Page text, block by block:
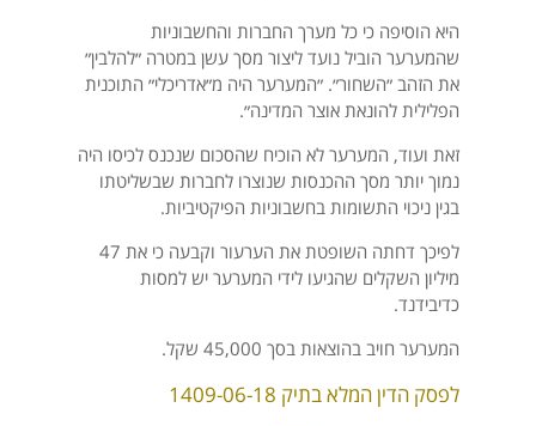
היא הוסיפה כי כל מערך החברות והחשבוניות
שהמערער הוביל נועד ליצור מסך עשן במטרה ״להלבין״
את הזהב ״השחור״. ״המערער היה מ״אדריכלי״ התוכנית
הפלילית להונאת אוצר המדינה״.
זאת ועוד, המערער לא הוכיח שהסכום שנכנס לכיסו היה
נמוך יותר מסך ההכנסות שנוצרו לחברות שבשליטתו
בגין ניכוי התשומות בחשבוניות הפיקטיביות.
לפיכך דחתה השופטת את הערעור וקבעה כי את 47
מיליון השקלים שהגיעו לידי המערער יש למסות
כדיבידנד.
המערער חויב בהוצאות בסך 45,000 שקל.
לפסק הדין המלא בתיק 1409-06-18